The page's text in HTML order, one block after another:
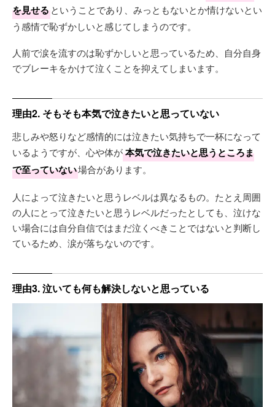
を見せるということであり、みっともないとか情けないとい
う感情で恥ずかしいと感じてしまうのです。
人前で涙を流すのは恥ずかしいと思っているため、自分自身
でブレーキをかけて泣くことを抑えてしまいます。
理由2. そもそも本気で泣きたいと思っていない
悲しみや怒りなど感情的には泣きたい気持ちで一杯になって
いるようですが、心や体が本気で泣きたいと思うところま
で至っていない場合があります。
人によって泣きたいと思うレベルは異なるもの。たとえ周囲
の人にとって泣きたいと思うレベルだったとしても、泣けな
い場合には自分自信ではまだ泣くべきことではないと判断し
ているため、涙が落ちないのです。
理由3. 泣いても何も解決しないと思っている